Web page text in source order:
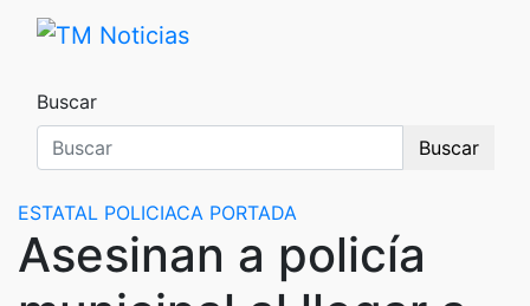
Saltar
Buscar
Buscar
ESTATAL POLICIACA PORTADA
Asesinan a policía